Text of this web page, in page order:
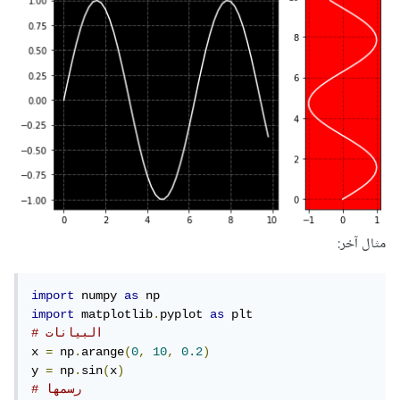
مثال آخر:
import numpy as
import matplotlib.pyplot as
# البيانات
x = np.arange(0, 10, 0.2)
y = np.sin(x)
# رسمها